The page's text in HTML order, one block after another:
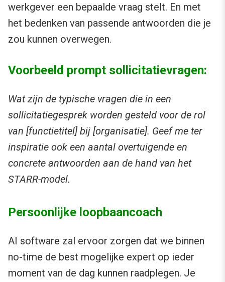
werkgever een bepaalde vraag stelt. En met
het bedenken van passende antwoorden die je
zou kunnen overwegen.
Voorbeeld prompt sollicitatievragen:
Wat zijn de typische vragen die in een
sollicitatiegesprek worden gesteld voor de rol
van [functietitel] bij [organisatie]. Geef me ter
inspiratie ook een aantal overtuigende en
concrete antwoorden aan de hand van het
STARR-model.
Persoonlijke loopbaancoach
AI software zal ervoor zorgen dat we binnen
no-time de best mogelijke expert op ieder
moment van de dag kunnen raadplegen. Je